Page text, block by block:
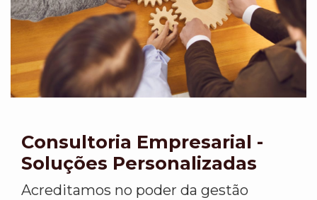
Consultoria Empresarial -
Soluções Personalizadas
Acreditamos no poder da gestão